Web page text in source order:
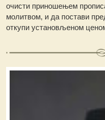
очисти приношењем
молитвом, и да постави
откупи установљеном